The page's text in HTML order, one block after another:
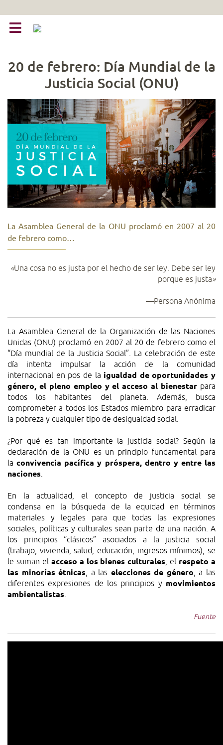
20 de febrero: Día Mundial de la
Justicia Social (ONU)
La Asamblea General de la ONU proclamó en 2007 al 20
de febrero como…
«Una cosa no es justa por el hecho de ser ley. Debe ser ley
porque es justa»
—Persona Anónima
La Asamblea General de la Organización de las Naciones
Unidas (ONU) proclamó en 2007 al 20 de febrero como el
“Día mundial de la Justicia Social”. La celebración de este
día intenta impulsar la acción de la comunidad
internacional en pos de la igualdad de oportunidades y
género, el pleno empleo y el acceso al bienestar para
todos los habitantes del planeta. Además, busca
comprometer a todos los Estados miembro para erradicar
la pobreza y cualquier tipo de desigualdad social.
¿Por qué es tan importante la justicia social? Según la
declaración de la ONU es un principio fundamental para
la convivencia pacífica y próspera, dentro y entre las
naciones
En la actualidad, el concepto de justicia social se
condensa en la búsqueda de la equidad en términos
materiales y legales para que todas las expresiones
sociales, políticas y culturales sean parte de una nación. A
los principios “clásicos” asociados a la justicia social
(trabajo, vivienda, salud, educación, ingresos mínimos), se
le suman el acceso a los bienes culturales , el respeto a
las minorías étnicas , a las elecciones de género , a las
diferentes expresiones de los principios y movimientos
ambientalistas
Fuente